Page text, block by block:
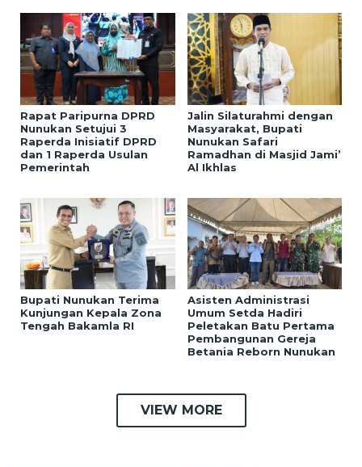
Rapat Paripurna DPRD
Nunukan Setujui 3
Raperda Inisiatif DPRD
dan 1 Raperda Usulan
Pemerintah
Jalin Silaturahmi dengan
Masyarakat, Bupati
Nunukan Safari
Ramadhan di Masjid Jami’
Al Ikhlas
Bupati Nunukan Terima
Kunjungan Kepala Zona
Tengah Bakamla RI
Asisten Administrasi
Umum Setda Hadiri
Peletakan Batu Pertama
Pembangunan Gereja
Betania Reborn Nunukan
VIEW MORE